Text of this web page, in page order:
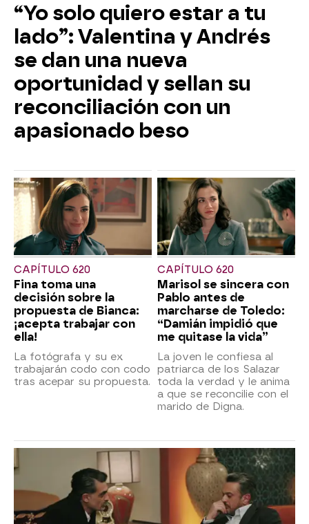
“Yo solo quiero estar a tu
lado”: Valentina y Andrés
se dan una nueva
oportunidad y sellan su
reconciliación con un
apasionado beso
CAPÍTULO 620
Fina toma una
decisión sobre la
propuesta de Bianca:
¡acepta trabajar con
ella!
La fotógrafa y su ex
trabajarán codo con codo
tras acepar su propuesta.
CAPÍTULO 620
Marisol se sincera con
Pablo antes de
marcharse de Toledo:
“Damián impidió que
me quitase la vida”
La joven le confiesa al
patriarca de los Salazar
toda la verdad y le anima
a que se reconcilie con el
marido de Digna.